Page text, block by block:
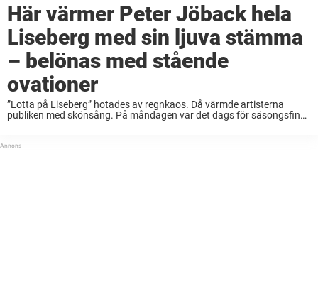
Här värmer Peter Jöback hela
Liseberg med sin ljuva stämma
– belönas med stående
ovationer
”Lotta på Liseberg” hotades av regnkaos. Då värmde artisterna
publiken med skönsång. På måndagen var det dags för säsongsfinal